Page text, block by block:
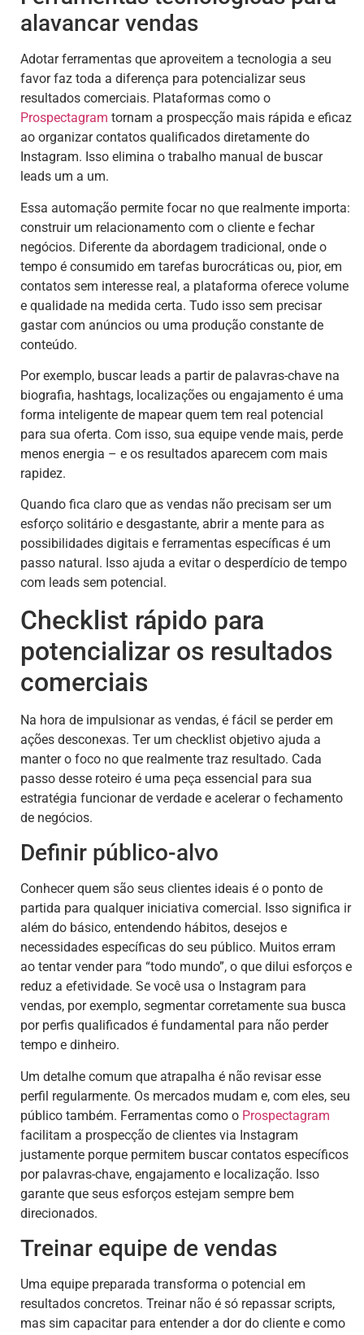
alavancar vendas
Adotar ferramentas que aproveitem a tecnologia a seu
favor faz toda a diferença para potencializar seus
resultados comerciais. Plataformas como o
Prospectagram tornam a prospecção mais rápida e eficaz
ao organizar contatos qualificados diretamente do
Instagram. Isso elimina o trabalho manual de buscar
leads um a um.
Essa automação permite focar no que realmente importa:
construir um relacionamento com o cliente e fechar
negócios. Diferente da abordagem tradicional, onde o
tempo é consumido em tarefas burocráticas ou, pior, em
contatos sem interesse real, a plataforma oferece volume
e qualidade na medida certa. Tudo isso sem precisar
gastar com anúncios ou uma produção constante de
conteúdo.
Por exemplo, buscar leads a partir de palavras-chave na
biografia, hashtags, localizações ou engajamento é uma
forma inteligente de mapear quem tem real potencial
para sua oferta. Com isso, sua equipe vende mais, perde
menos energia – e os resultados aparecem com mais
rapidez.
Quando fica claro que as vendas não precisam ser um
esforço solitário e desgastante, abrir a mente para as
possibilidades digitais e ferramentas específicas é um
passo natural. Isso ajuda a evitar o desperdício de tempo
com leads sem potencial.
Checklist rápido para
potencializar os resultados
comerciais
Na hora de impulsionar as vendas, é fácil se perder em
ações desconexas. Ter um checklist objetivo ajuda a
manter o foco no que realmente traz resultado. Cada
passo desse roteiro é uma peça essencial para sua
estratégia funcionar de verdade e acelerar o fechamento
de negócios.
Definir público-alvo
Conhecer quem são seus clientes ideais é o ponto de
partida para qualquer iniciativa comercial. Isso significa ir
além do básico, entendendo hábitos, desejos e
necessidades específicas do seu público. Muitos erram
ao tentar vender para “todo mundo”, o que dilui esforços e
reduz a efetividade. Se você usa o Instagram para
vendas, por exemplo, segmentar corretamente sua busca
por perfis qualificados é fundamental para não perder
tempo e dinheiro.
Um detalhe comum que atrapalha é não revisar esse
perfil regularmente. Os mercados mudam e, com eles, seu
público também. Ferramentas como o Prospectagram
facilitam a prospecção de clientes via Instagram
justamente porque permitem buscar contatos específicos
por palavras-chave, engajamento e localização. Isso
garante que seus esforços estejam sempre bem
direcionados.
Treinar equipe de vendas
Uma equipe preparada transforma o potencial em
resultados concretos. Treinar não é só repassar scripts,
mas sim capacitar para entender a dor do cliente e como